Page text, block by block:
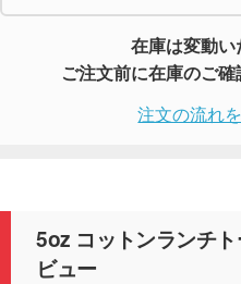
在庫は変動い
ご注文前に在庫のご確
注文の流れ
5oz コットンランチ
ビュー